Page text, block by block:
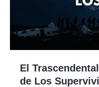
El
de Los